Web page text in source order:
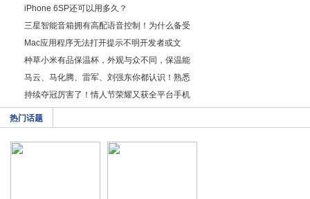
iPhone 6SP还可以用多久？
三星智能音箱拥有高配语音控制！为什么备受
Mac应用程序无法打开提示不明开发者或文
种草小米有品保温杯，外观与众不同，保温能
马云、马化腾、雷军、刘强东你都认识！熟悉
持续夺冠厉害了！情人节荣耀又获全平台手机
热门话题